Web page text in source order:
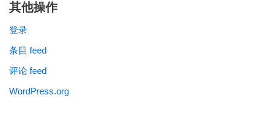
其他操作
登录
条目 feed
评论 feed
WordPress.org